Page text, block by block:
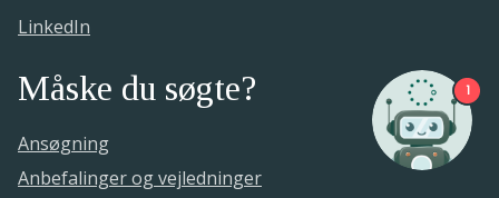
LinkedIn
Måske du søgte?
Ansøgning
Anbefalinger og vejledninger
1